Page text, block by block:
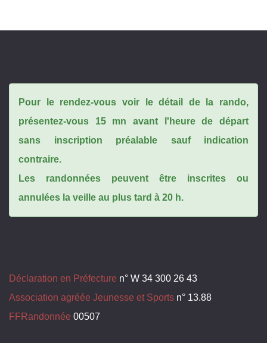
Pour le rendez-vous voir le détail de la rando,
présentez-vous 15 mn avant l'heure de départ
sans inscription préalable sauf indication
contraire.
Les randonnées peuvent être inscrites ou
annulées la veille au plus tard à 20 h.
Déclaration en Préfecture n° W 34 300 26 43
Association agréée Jeunesse et Sports n° 13.88
FFRandonnée 00507